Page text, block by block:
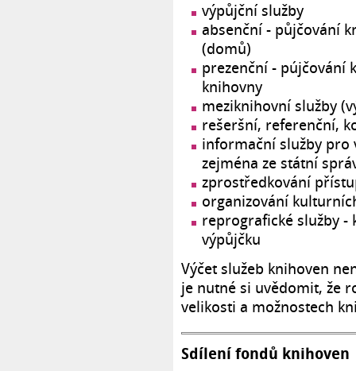
výpůjční služby
absenční - půjčování
(domů)
prezenční - pújčování
knihovny
meziknihovní služby
rešeršní, referenční,
informační služby
zejména ze státní
zprostředkování
organizování
reprografické služby -
výpůjčku
Výčet služeb knihoven
je nutné si uvědomit, že
velikosti a možnostech
Sdílení fondů knihoven